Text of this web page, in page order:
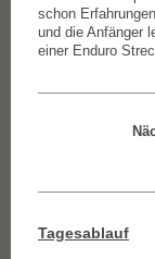
schon
und die Anfänger
einer Enduro
Tagesablauf